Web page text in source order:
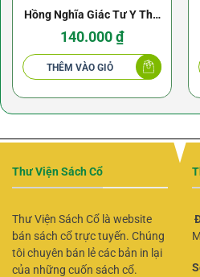
Hồng Nghĩa Giác Tư Y Thư
– Tuệ Tĩnh
140.000₫
THÊM VÀO GIỎ
Thư Viện Sách Cổ
Thư Viện Sách Cổ là website
bán sách cổ trực tuyến. Chúng
tôi chuyên bán lẻ các bản in lại
của những cuốn sách cổ.